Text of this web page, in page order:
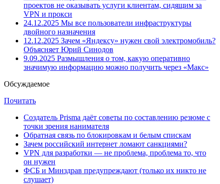
проектов не оказывать услуги клиентам, сидящим за
VPN и прокси
24.12.2025 Мы все пользователи инфраструктуры
двойного назначения
12.12.2025 Зачем «Яндексу» нужен свой электромобиль?
Объясняет Юрий Синодов
9.09.2025 Размышления о том, какую оперативно
значимую информацию можно получить через «Макс»
Обсуждаемое
Почитать
Создатель Prisma даёт советы по составлению резюме с
точки зрения нанимателя
Обратная связь по блокировкам и белым спискам
Зачем российский интернет ломают санкциями?
VPN для разработки — не проблема, проблема то, что
он нужен
ФСБ и Минздрав предупреждают (только их никто не
слушает)